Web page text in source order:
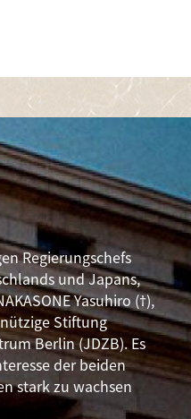
Regierungschefs
und Japans,
Yasuhiro (†),
Stiftung
Berlin (JDZB). Es
der beiden
stark zu wachsen